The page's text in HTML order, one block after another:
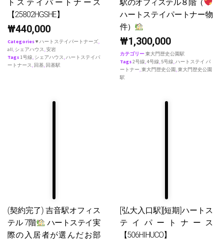
トステイパートナース
【25802HGSHE】
₩440,000
Categories♥ ハートステイパートナーズ,
all, シェアハウス,安岩
Tags1号線, シェアハウス,ハートステイパ
ートナース, 回基, 回基駅
駅のオフィステル８階（
ハートステイパートナー物
件）
₩1,300,000
カテゴリー東大門歴史公園駅
Tags2号線,4号線, 5号線,ハートステイ パ
ートナー,東大門歴史公園 ,東大門歴史公園
駅
(契約完了) 吉音駅オフィス
テル 7階
ハートステイ実
際の入居者が選んだお部
[弘大入口駅][短期]ハートス
テイパートナース
【506HIHUCO】